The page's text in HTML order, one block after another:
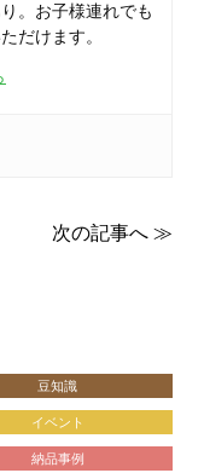
。お子様連れでも
だけます。
次の記事へ ≫
豆知識
イベント
納品事例